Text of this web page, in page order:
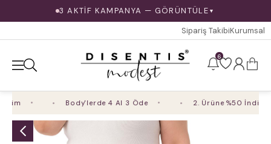
3 AKTİF KAMPANYA — GÖRÜNTÜLE ▼
Sipariş TakibiKurumsal
6
Body'lerde 4 Al 3 Öde 2. Ürüne %50 İndirim